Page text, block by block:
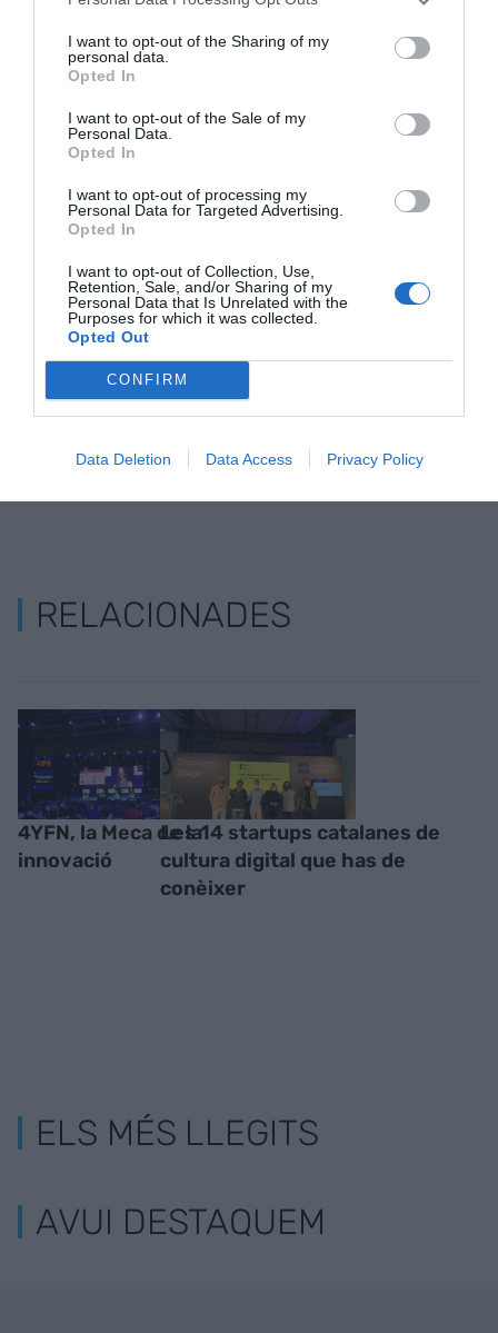
I want to opt-out of the Sharing of my
personal data.
Opted In
I want to opt-out of the Sale of my
Personal Data.
Opted In
I want to opt-out of processing my
Personal Data for Targeted Advertising.
Opted In
I want to opt-out of Collection, Use,
Retention, Sale, and/or Sharing of my
Personal Data that Is Unrelated with the
Purposes for which it was collected.
Opted Out
CONFIRM
Data Deletion Data Access Privacy Policy
sobre la creació de l’empresa. L’agència municipal
acull entre 200 i 300 start-ups cada any a les
seves incubadores, Glòries, Almogàvers i Media-
TIC, totes elles ubicades al 22@. L’agència
municipal també té un espai per a empreses
d’impacte social, la innoBadora, i, a més, allotja
empreses d’alt rendiment.
AfegirVIA Empresacom a font preferida de
Google de forma gratuïta
Estigues informat amb les últimes notícies d'actualitat
RELACIONADES
4YFN, la Meca de la
innovació
Les 14 startups catalanes de
cultura digital que has de
conèixer
ELS MÉS LLEGITS
AVUI DESTAQUEM